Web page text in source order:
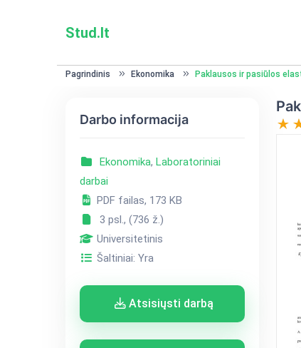
Stud.lt
Pagrindinis Ekonomika Paklausos ir pasiūlos
Darbo informacija
Ekonomika, Laboratoriniai
darbai
PDF failas, 173 KB
3 psl., (736 ž.)
Universitetinis
Šaltiniai: Yra
Atsisiųsti darbą